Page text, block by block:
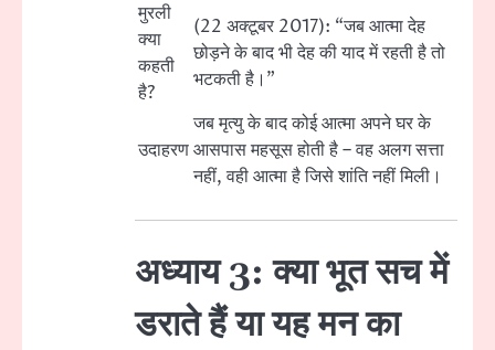
मुरली
क्या
कहती
है?
(22 अक्टूबर 2017): “जब आत्मा देह
छोड़ने के बाद भी देह की याद में रहती है तो
भटकती है।”
उदाहरण
जब मृत्यु के बाद कोई आत्मा अपने घर के
आसपास महसूस होती है – वह अलग सत्ता
नहीं, वही आत्मा है जिसे शांति नहीं मिली।
अध्याय 3: क्या भूत सच में
डराते हैं या यह मन का